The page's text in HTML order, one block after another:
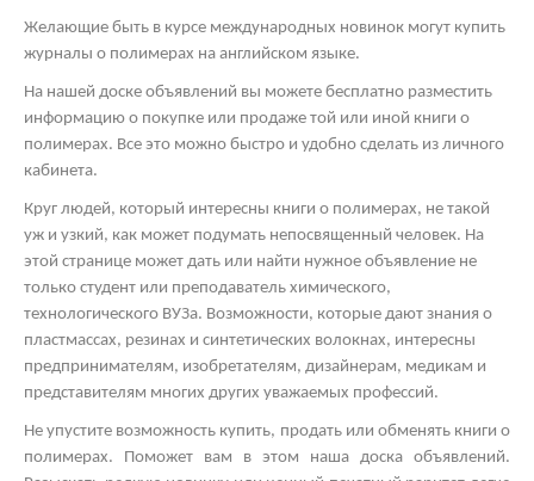
Желающие быть в курсе международных новинок могут купить
журналы о полимерах на английском языке.
На нашей доске объявлений вы можете бесплатно разместить
информацию о покупке или продаже той или иной книги о
полимерах. Все это можно быстро и удобно сделать из личного
кабинета.
Круг людей, который интересны книги о полимерах, не такой
уж и узкий, как может подумать непосвященный человек. На
этой странице может дать или найти нужное объявление не
только студент или преподаватель химического,
технологического ВУЗа. Возможности, которые дают знания о
пластмассах, резинах и синтетических волокнах, интересны
предпринимателям, изобретателям, дизайнерам, медикам и
представителям многих других уважаемых профессий.
Не упустите возможность купить, продать или обменять книги о
полимерах. Поможет вам в этом наша доска объявлений.